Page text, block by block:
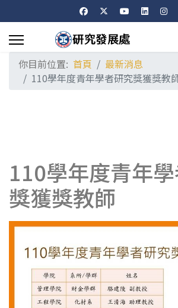
你目前位置: 首頁
最新消息
110學年度青年學者研究獎獲獎教
110學年度青年
獎獲獎教師